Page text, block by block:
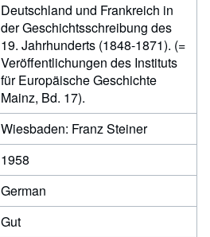
Deutschland und Frankreich in
der Geschichtsschreibung des
19. Jahrhunderts (1848-1871). (=
Veröffentlichungen des Instituts
für Europäische Geschichte
Mainz, Bd. 17).
Wiesbaden: Franz Steiner
1958
German
Gut